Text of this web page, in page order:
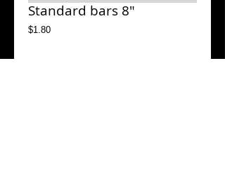
Standard bars 8"
$1.80Price